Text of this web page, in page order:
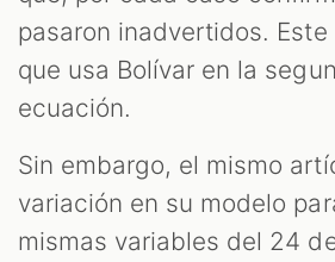
pasaron inadvertidos. Este
que usa Bolívar en la
ecuación.
Sin embargo, el mismo
variación en su modelo
mismas variables del 24